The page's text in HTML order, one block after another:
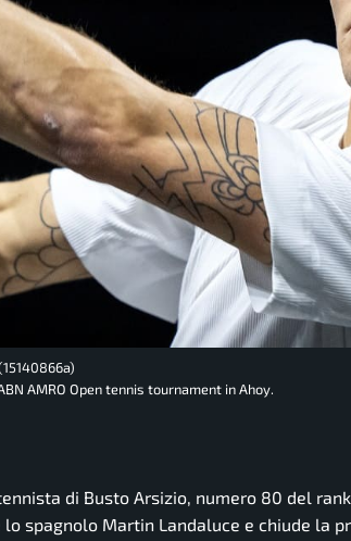
AMRO Open tennis tournament in Ahoy.
di Busto Arsizio, numero 80 del
spagnolo Martin Landaluce e chiude la